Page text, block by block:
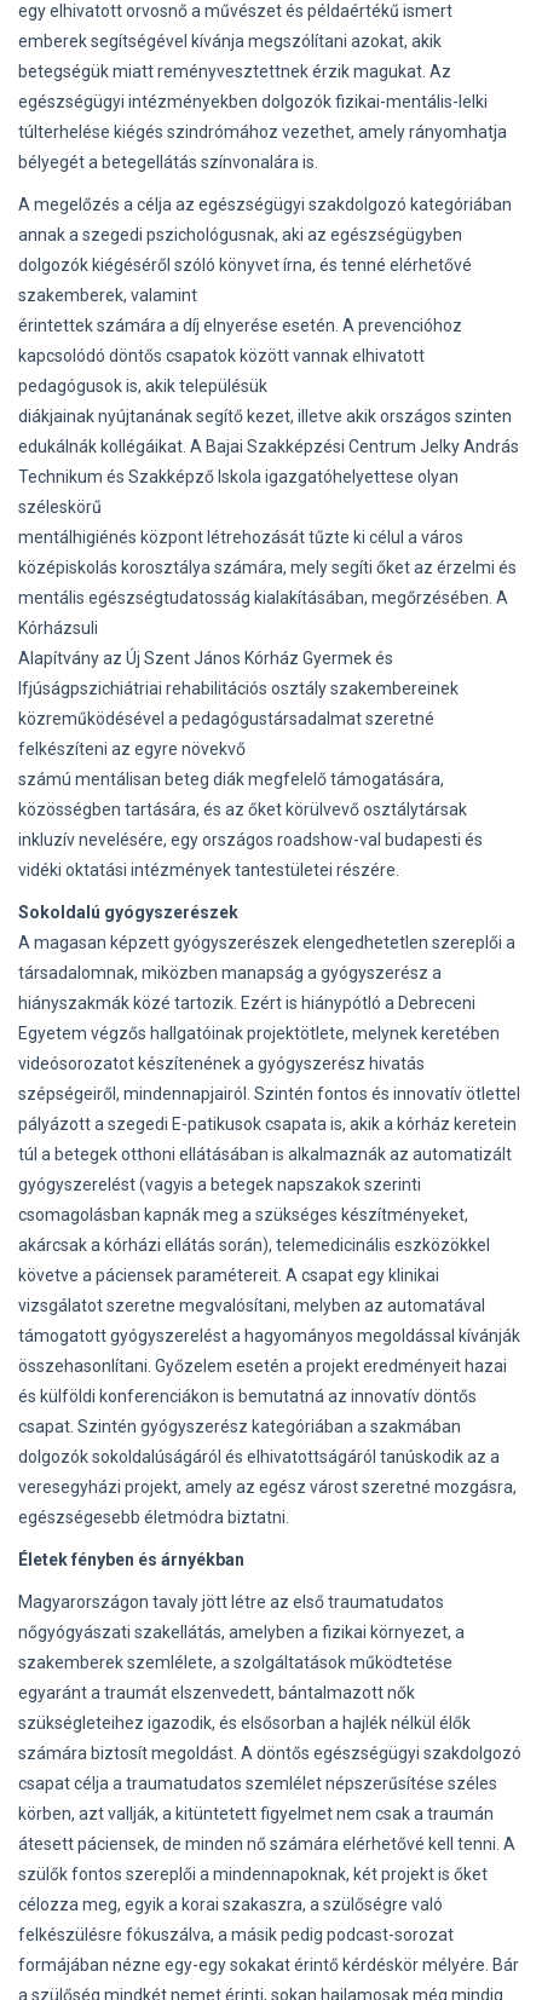
egy elhivatott orvosnő a művészet és példaértékű ismert
emberek segítségével kívánja megszólítani azokat, akik
betegségük miatt reményvesztettnek érzik magukat. Az
egészségügyi intézményekben dolgozók fizikai-mentális-lelki
túlterhelése kiégés szindrómához vezethet, amely rányomhatja
bélyegét a betegellátás színvonalára is.
A megelőzés a célja az egészségügyi szakdolgozó kategóriában
annak a szegedi pszichológusnak, aki az egészségügyben
dolgozók kiégéséről szóló könyvet írna, és tenné elérhetővé
szakemberek, valamint
érintettek számára a díj elnyerése esetén. A prevencióhoz
kapcsolódó döntős csapatok között vannak elhivatott
pedagógusok is, akik településük
diákjainak nyújtanának segítő kezet, illetve akik országos szinten
edukálnák kollégáikat. A Bajai Szakképzési Centrum Jelky András
Technikum és Szakképző Iskola igazgatóhelyettese olyan
széleskörű
mentálhigiénés központ létrehozását tűzte ki célul a város
középiskolás korosztálya számára, mely segíti őket az érzelmi és
mentális egészségtudatosság kialakításában, megőrzésében. A
Kórházsuli
Alapítvány az Új Szent János Kórház Gyermek és
Ifjúságpszichiátriai rehabilitációs osztály szakembereinek
közreműködésével a pedagógustársadalmat szeretné
felkészíteni az egyre növekvő
számú mentálisan beteg diák megfelelő támogatására,
közösségben tartására, és az őket körülvevő osztálytársak
inkluzív nevelésére, egy országos roadshow-val budapesti és
vidéki oktatási intézmények tantestületei részére.
Sokoldalú gyógyszerészek
A magasan képzett gyógyszerészek elengedhetetlen szereplői a
társadalomnak, miközben manapság a gyógyszerész a
hiányszakmák közé tartozik. Ezért is hiánypótló a Debreceni
Egyetem végzős hallgatóinak projektötlete, melynek keretében
videósorozatot készítenének a gyógyszerész hivatás
szépségeiről, mindennapjairól. Szintén fontos és innovatív ötlettel
pályázott a szegedi E-patikusok csapata is, akik a kórház keretein
túl a betegek otthoni ellátásában is alkalmaznák az automatizált
gyógyszerelést (vagyis a betegek napszakok szerinti
csomagolásban kapnák meg a szükséges készítményeket,
akárcsak a kórházi ellátás során), telemedicinális eszközökkel
követve a páciensek paramétereit. A csapat egy klinikai
vizsgálatot szeretne megvalósítani, melyben az automatával
támogatott gyógyszerelést a hagyományos megoldással kívánják
összehasonlítani. Győzelem esetén a projekt eredményeit hazai
és külföldi konferenciákon is bemutatná az innovatív döntős
csapat. Szintén gyógyszerész kategóriában a szakmában
dolgozók sokoldalúságáról és elhivatottságáról tanúskodik az a
veresegyházi projekt, amely az egész várost szeretné mozgásra,
egészségesebb életmódra biztatni.
Életek fényben és árnyékban
Magyarországon tavaly jött létre az első traumatudatos
nőgyógyászati szakellátás, amelyben a fizikai környezet, a
szakemberek szemlélete, a szolgáltatások működtetése
egyaránt a traumát elszenvedett, bántalmazott nők
szükségleteihez igazodik, és elsősorban a hajlék nélkül élők
számára biztosít megoldást. A döntős egészségügyi szakdolgozó
csapat célja a traumatudatos szemlélet népszerűsítése széles
körben, azt vallják, a kitüntetett figyelmet nem csak a traumán
átesett páciensek, de minden nő számára elérhetővé kell tenni. A
szülők fontos szereplői a mindennapoknak, két projekt is őket
célozza meg, egyik a korai szakaszra, a szülőségre való
felkészülésre fókuszálva, a másik pedig podcast-sorozat
formájában nézne egy-egy sokakat érintő kérdéskör mélyére. Bár
a szülőség mindkét nemet érinti, sokan hajlamosak még mindig